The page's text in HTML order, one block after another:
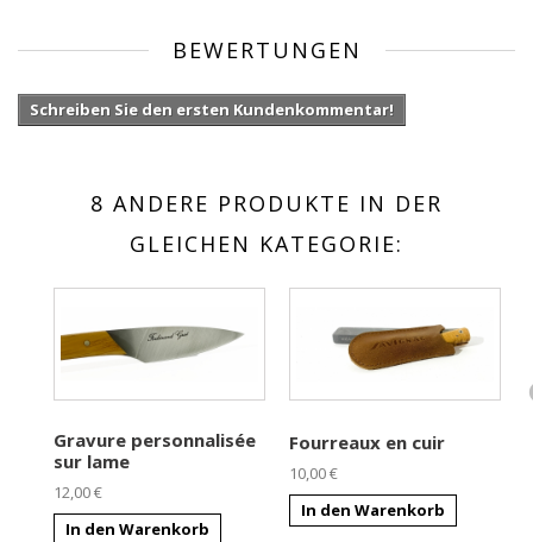
BEWERTUNGEN
Schreiben Sie den ersten Kundenkommentar!
8 ANDERE PRODUKTE IN DER
GLEICHEN KATEGORIE:
Gravure personnalisée
sur lame
12,00 €
In den Warenkorb
Fourreaux en cuir
10,00 €
In den Warenkorb